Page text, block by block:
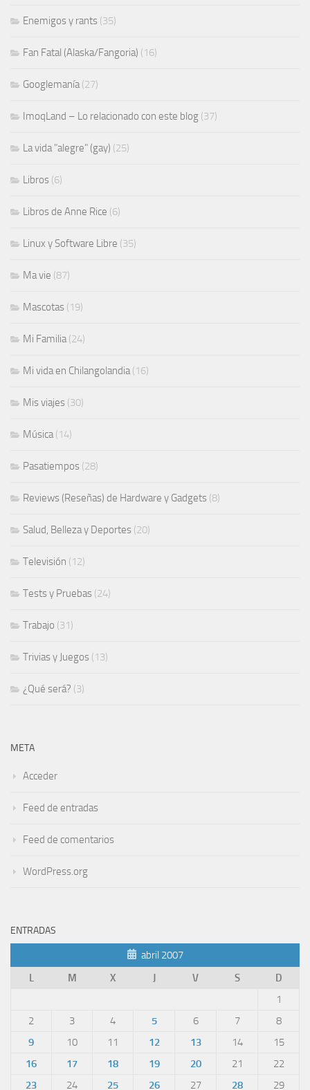
Enemigos y rants (35)
Fan Fatal (Alaska/Fangoria) (16)
Googlemanía(27)
ImoqLand – Lo relacionado con este blog (37)
La vida "alegre" (gay) (25)
Libros (6)
Libros de Anne Rice (6)
Linux y Software Libre (35)
Ma vie (87)
Mascotas (19)
Mi Familia(24)
Mi vida en Chilangolandia(16)
Mis viajes (30)
Música(14)
Pasatiempos (28)
Reviews (Reseñas) de Hardware y Gadgets (8)
Salud, Belleza y Deportes (20)
Televisión (12)
Tests y Pruebas (24)
Trabajo (31)
Trivias y Juegos (13)
¿Qué será? (3)
META
Acceder
Feed de entradas
Feed de comentarios
WordPress.org
ENTRADAS
abril 2007
L
M X J V S
D
1
2
3 4 5 6 7
8
9
10 11 12 13 14
15
16
17 18 19 20 21
22
23
24 25 26 27 28 29